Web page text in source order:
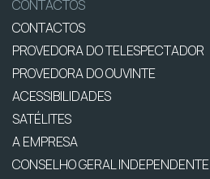
CONTACTOS
CONTACTOS
PROVEDORA DO TELESPECTADOR
PROVEDORA DO OUVINTE
ACESSIBILIDADES
SATÉLITES
A EMPRESA
CONSELHO GERAL INDEPENDENTE